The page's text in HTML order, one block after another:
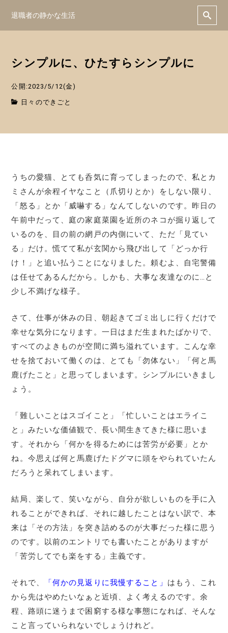
退職者の静かな生活
シンプルに、ひたすらシンプルに
公開:2023/5/12(金)
日々のできごと
うちの愛猫、とても呑気に育ってしまったので、私とカ
ミさんが余程イヤなこと（爪切りとか）をしない限り、
「怒る」とか「威嚇する」なんてしないのです。昨日の
午前中だって、庭の家庭菜園を近所のネコが掘り返して
いるのを、目の前の網戸の内側にいて、ただ「見てい
る」だけ。慌てて私が玄関から飛び出して「どっか行
け！」と追い払うことになりました。頼むよ、自宅警備
は任せてあるんだから。しかも、大事な友達なのに…と
少し不満げな様子。
さて、仕事が休みの日、朝起きてゴミ出しに行くだけで
幸せな気分になります。一日はまだ生まれたばかりで、
すべてのよきものが空間に満ち溢れています。こんな幸
せを捨ておいて働くのは、とても「勿体ない」「何と馬
鹿げたこと」と思ってしまいます。シンプルにいきまし
ょう。
「難しいことはスゴイこと」「忙しいことはエライこ
と」みたいな価値観で、長い間生きてきた様に思いま
す。それから「何かを得るためには苦労が必要」とか
ね。今思えば何と馬鹿げたドグマに頭をやられていたん
だろうと呆れてしまいます。
結局、楽して、笑いながら、自分が欲しいものを手に入
れることができれば、それに越したことはない訳で、本
来は「その方法」を突き詰めるのが大事だった様に思う
のです。以前のエントリでも書いたことがありますが
「苦労してでも楽をする」主義です。
それで、 「何かの見返りに我慢すること」 はもう、これ
から先はやめたいなぁと近頃、よく考えるのです。余
程、路頭に迷うまで困窮する様な事態になれば、そんな
こと言っていられないでしょうけれど。